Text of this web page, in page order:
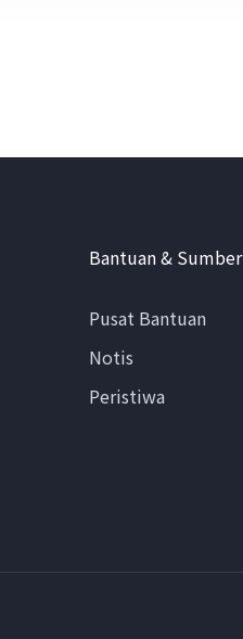
Bantuan & Sumber
Pusat Bantuan
Notis
Peristiwa